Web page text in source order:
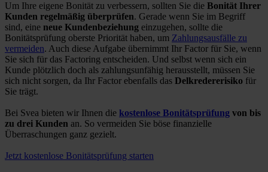
Um Ihre eigene Bonität zu verbessern, sollten Sie die Bonität Ihrer
Kunden regelmäßig überprüfen. Gerade wenn Sie im Begriff
sind, eine neue Kundenbeziehung einzugehen, sollte die
Bonitätsprüfung oberste Priorität haben, um Zahlungsausfälle zu
vermeiden. Auch diese Aufgabe übernimmt Ihr Factor für Sie, wenn
Sie sich für das Factoring entscheiden. Und selbst wenn sich ein
Kunde plötzlich doch als zahlungsunfähig herausstellt, müssen Sie
sich nicht sorgen, da Ihr Factor ebenfalls das Delkredererisiko für
Sie trägt.
Bei Svea bieten wir Ihnen die kostenlose Bonitätsprüfung von bis
zu drei Kunden an. So vermeiden Sie böse finanzielle
Überraschungen ganz gezielt.
Jetzt kostenlose Bonitätsprüfung starten